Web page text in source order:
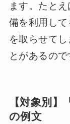
ます。たと
備を利用し
を取らせて
とがあるので
【対象別】
の例文